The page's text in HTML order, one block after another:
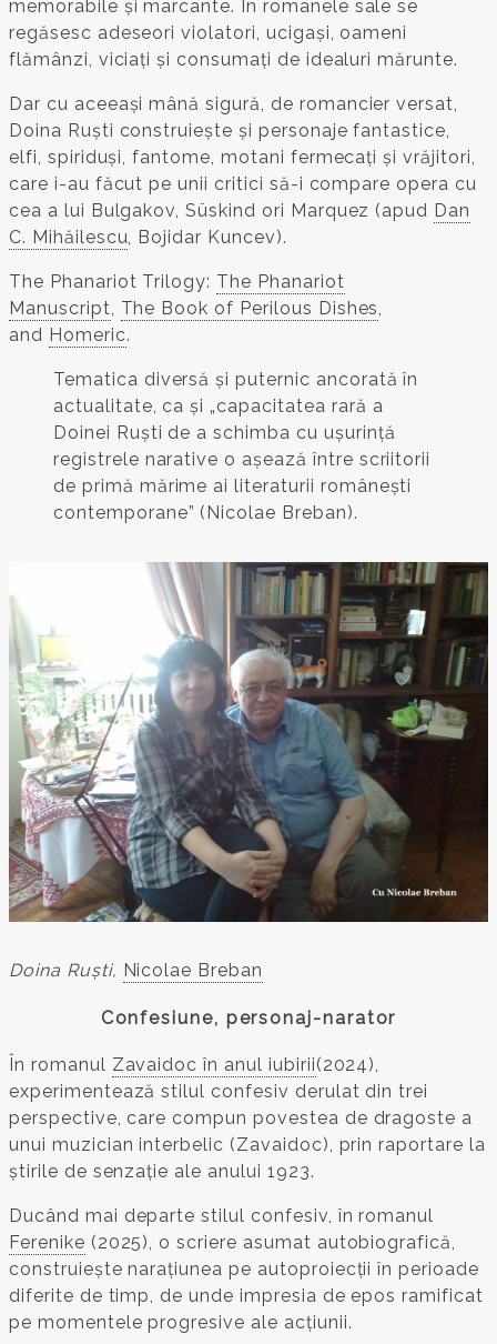
memorabile și marcante. În romanele sale se
regăsesc adeseori violatori, ucigași, oameni
flămânzi, viciați și consumați de idealuri mărunte.
Dar cu aceeași mână sigură, de romancier versat,
Doina Ruști construiește și personaje fantastice,
elfi, spiriduși, fantome, motani fermecați și vrăjitori,
care i-au făcut pe unii critici să-i compare opera cu
cea a lui Bulgakov, Süskind ori Marquez (apud Dan
C. Mihăilescu, Bojidar Kuncev).
The Phanariot Trilogy: The Phanariot
Manuscript, The Book of Perilous Dishes,
and Homeric.
Tematica diversă și puternic ancorată în
actualitate, ca și „capacitatea rară a
Doinei Ruști de a schimba cu ușurință
registrele narative o așează între scriitorii
de primă mărime ai literaturii românești
contemporane” (Nicolae Breban).
Doina Ruști, Nicolae Breban
Confesiune, personaj-narator
În romanul Zavaidoc în anul iubirii(2024),
experimentează stilul confesiv derulat din trei
perspective, care compun povestea de dragoste a
unui muzician interbelic (Zavaidoc), prin raportare la
știrile de senzație ale anului 1923.
Ducând mai departe stilul confesiv, în romanul
Ferenike (2025), o scriere asumat autobiografică,
construiește narațiunea pe autoproiecții în perioade
diferite de timp, de unde impresia de epos ramificat
pe momentele progresive ale acțiunii.